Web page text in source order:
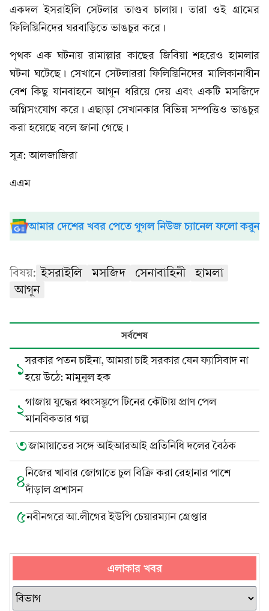
একদল ইসরাইলি সেটলার তাণ্ডব চালায়। তারা ওই গ্রামের
ফিলিস্তিনিদের ঘরবাড়িতে ভাঙচুর করে।
পৃথক এক ঘটনায় রামাল্লার কাছের জিবিয়া শহরেও হামলার
ঘটনা ঘটেছে। সেখানে সেটলাররা ফিলিস্তিনিদের মালিকানাধীন
বেশ কিছু যানবাহনে আগুন ধরিয়ে দেয় এবং একটি মসজিদে
অগ্নিসংযোগ করে। এছাড়া সেখানকার বিভিন্ন সম্পত্তিও ভাঙচুর
করা হয়েছে বলে জানা গেছে।
সূত্র: আলজাজিরা
এএম
আমার দেশের খবর পেতে গুগল নিউজ চ্যানেল ফলো করুন
বিষয়: ইসরাইলি মসজিদ সেনাবাহিনী
হামলা
আগুন
সর্বশেষ
১সরকার পতন চাইনা, আমরা চাই সরকার যেন ফ্যাসিবাদ না
হয়ে উঠে: মামুনুল হক
২গাজায় যুদ্ধের ধ্বংসস্তূপে টিনের কৌটায় প্রাণ পেল
মানবিকতার গল্প
৩জামায়াতের সঙ্গে আইআরআই প্রতিনিধি দলের বৈঠক
৪নিজের খাবার জোগাতে চুল বিক্রি করা রেহানার পাশে
দাঁড়াল প্রশাসন
৫নবীনগরে আ.লীগের ইউপি চেয়ারম্যান গ্রেপ্তার
এলাকার খবর